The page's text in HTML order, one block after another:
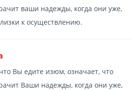
ваши надежды, когда они уже,
к осуществлению.
Вы едите изюм, означает, что
Ваши надежды, когда они уже,